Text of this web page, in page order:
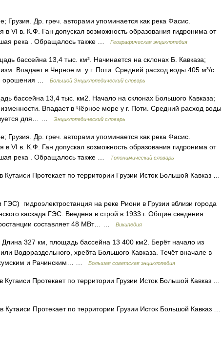
Грузия. Др. греч. авторами упоминается как река Фасис.
VI в. К.Ф. Ган допускал возможность образования гидронима от
река . Обращалось также …
Географическая энциклопедия
бассейна 13,4 тыс. км². Начинается на склонах Б. Кавказа;
Впадает в Черное м. у г. Поти. Средний расход воды 405 м³/с.
орошения …
Большой Энциклопедический словарь
бассейна 13,4 тыс. км2. Начало на склонах Большого Кавказа;
Впадает в Чёрное море у г. Поти. Средний расход воды
для… …
Энциклопедический словарь
Грузия. Др. греч. авторами упоминается как река Фасис.
VI в. К.Ф. Ган допускал возможность образования гидронима от
река . Обращалось также …
Топонимический словарь
Протекает по территории Грузии Исток Большой Кавказ …
гидроэлектростанция на реке Риони в Грузии вблизи города
каскада ГЭС. Введена в строй в 1933 г. Общие сведения
составляет 48 МВт… …
Википедия
327 км, площадь бассейна 13 400 км2. Берёт начало из
Водораздельного, хребта Большого Кавказа. Течёт вначале в
и Рачинским… …
Большая советская энциклопедия
Протекает по территории Грузии Исток Большой Кавказ …
Протекает по территории Грузии Исток Большой Кавказ …